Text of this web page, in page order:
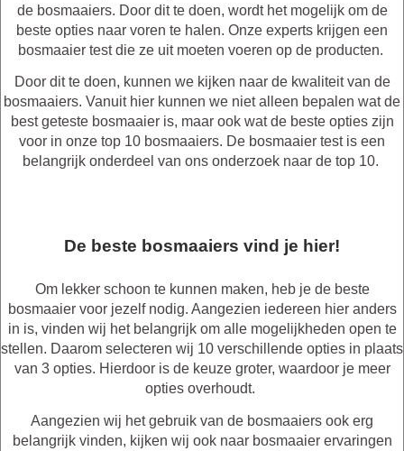
de bosmaaiers. Door dit te doen, wordt het mogelijk om de
beste opties naar voren te halen. Onze experts krijgen een
bosmaaier test die ze uit moeten voeren op de producten.
Door dit te doen, kunnen we kijken naar de kwaliteit van de
bosmaaiers. Vanuit hier kunnen we niet alleen bepalen wat de
best geteste bosmaaier is, maar ook wat de beste opties zijn
voor in onze top 10 bosmaaiers. De bosmaaier test is een
belangrijk onderdeel van ons onderzoek naar de top 10.
De beste bosmaaiers vind je hier!
Om lekker schoon te kunnen maken, heb je de beste
bosmaaier voor jezelf nodig. Aangezien iedereen hier anders
in is, vinden wij het belangrijk om alle mogelijkheden open te
stellen. Daarom selecteren wij 10 verschillende opties in plaats
van 3 opties. Hierdoor is de keuze groter, waardoor je meer
opties overhoudt.
Aangezien wij het gebruik van de bosmaaiers ook erg
belangrijk vinden, kijken wij ook naar bosmaaier ervaringen